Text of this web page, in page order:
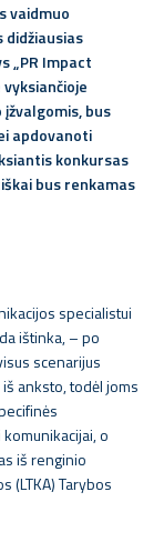
vaidmuo
didžiausias
„PR Impact
vyksiančioje
bus
apdovanoti
konkursas
bus renkamas
specialistui
ištinka, – po
scenarijus
anksto, todėl joms
o
iš renginio
(LTKA) Tarybos